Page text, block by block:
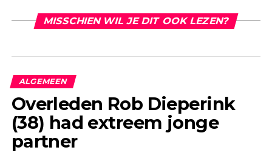
MISSCHIEN WIL JE DIT OOK LEZEN?
ALGEMEEN
Overleden Rob Dieperink
(38) had extreem jonge
partner